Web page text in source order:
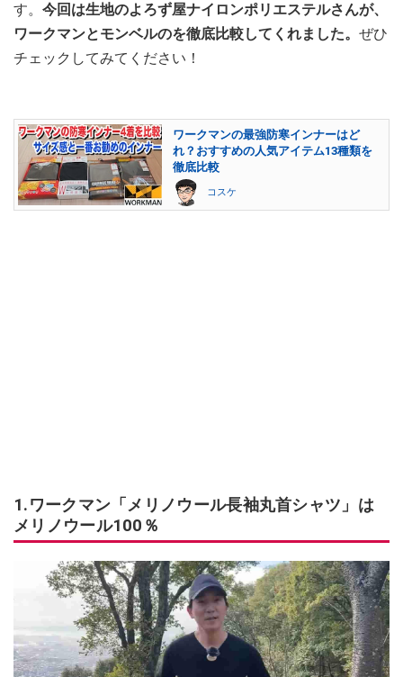
す。 今回は生地のよろず屋ナイロンポリエステルさんが、
ワークマンとモンベルのを徹底比較してくれました。 ぜひ
チェックしてみてください！
ワークマンの最強防寒インナーはど
れ？おすすめの人気アイテム13種類を
徹底比較
コスケ
1.ワークマン「メリノウール長袖丸首シャツ」は
メリノウール100％